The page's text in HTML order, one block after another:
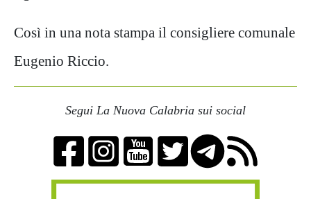
Così in una nota stampa il consigliere comunale
Eugenio Riccio.
Segui La Nuova Calabria sui social